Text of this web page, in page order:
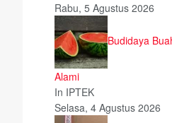
Rabu, 5 Agustus 2026
Budidaya
Alami
In IPTEK
Selasa, 4 Agustus 2026